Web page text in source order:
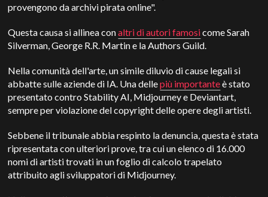
provengono da archivi pirata online".
Questa causa si allinea conaltri di autori famosicome Sarah
Silverman, George R.R. Martin e la Authors Guild.
Nella comunità dell'arte, un simile diluvio di cause legali si
abbatte sulle aziende di IA. Una dellepiù importanteè stato
presentato contro Stability AI, Midjourney e Deviantart,
sempre per violazione del copyright delle opere degli artisti.
Sebbene il tribunale abbia respinto la denuncia, questa è stata
ripresentata con ulteriori prove, tra cui un elenco di 16.000
nomi di artisti trovati in un foglio di calcolo trapelato
attribuito agli sviluppatori di Midjourney.